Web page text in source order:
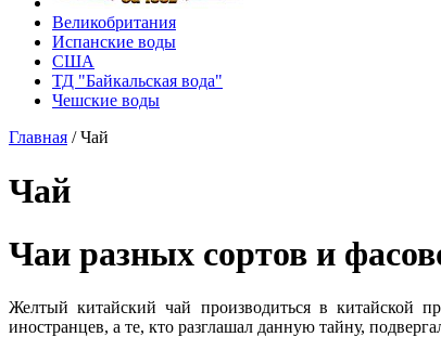
Великобритания
Испанские воды
США
ТД "Байкальская вода"
Чешские воды
Главная /Чай
Чай
Чаи разных сортов и
Желтый китайский чай производиться в китайской
иностранцев, а те, кто разглашал данную тайну,